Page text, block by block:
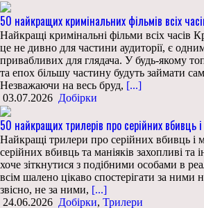
50 найкращих кримінальних фільмів всіх
Найкращі кримінальні фільми всіх часів
це не дивно для частини аудиторії, є
привабливих для глядача. У будь-якому
та епох більшу частину будуть займати
Незважаючи на весь бруд, [...]
03.07.2026 Добірки
50 найкращих трилерів про серійних вбивць і
Найкращі трилери про серійних вбивць і
серійних вбивць та маніяків захопливі та
хоче зіткнутися з подібними особами в
всім шалено цікаво спостерігати за ними
звісно, не за ними, [...]
24.06.2026 Добірки, Трилери